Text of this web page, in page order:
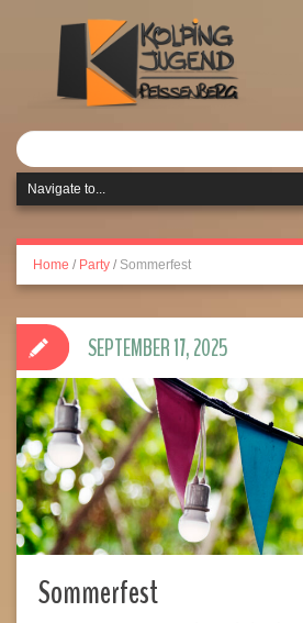
Home / Party / Sommerfest
Sommerfest
SEPTEMBER 17, 2025